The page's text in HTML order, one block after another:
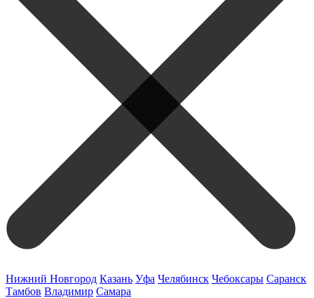
Нижний Новгород Казань Уфа Челябинск Чебоксары Саранск
Тамбов Владимир Самара